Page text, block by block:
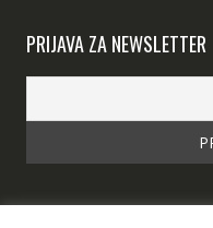
PRIJAVA ZA NEWSLETTER